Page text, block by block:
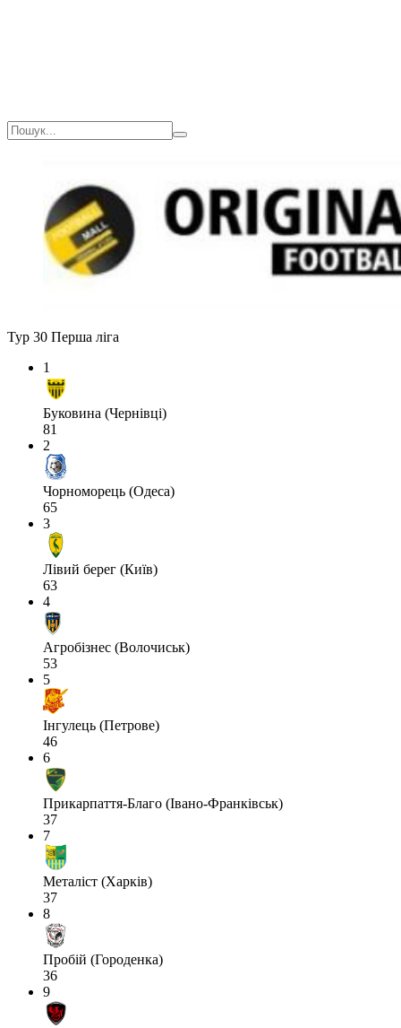
Тур 30 Перша ліга
1
Буковина (Чернівці)
81
2
Чорноморець (Одеса)
65
3
Лівий берег (Київ)
63
4
Агробізнес (Волочиськ)
53
5
Інгулець (Петрове)
46
6
Прикарпаття-Благо (Івано-Франківськ)
37
7
Металіст (Харків)
37
8
Пробій (Городенка)
36
9